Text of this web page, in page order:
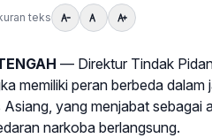
teks
— Direktur Tindak
memiliki peran berbeda
yang menjabat sebagai
narkoba berlangsung.